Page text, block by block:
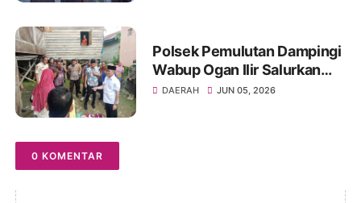
Polsek Pemulutan Dampingi
Wabup Ogan Ilir Salurkan
Bansos ke Warga Sakit
DAERAH JUN 05, 2026
0 KOMENTAR